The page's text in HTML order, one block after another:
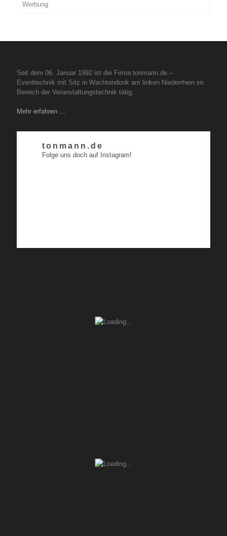
Werbung
Seit dem 06. Januar 1992 ist die Firma tonmann.de –
Eventtechnik mit Sitz in Wachtendonk am linken Niederrhein im
Bereich der Veranstaltungstechnik tätig.
Mehr erfahren ...
tonmann.de
Folge uns doch auf Instagram!